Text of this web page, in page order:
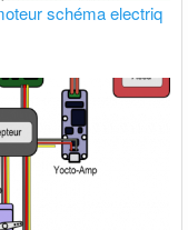
schéma electriq